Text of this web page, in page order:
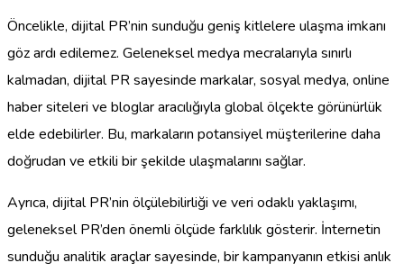
Öncelikle, dijital PR’nin sunduğu geniş kitlelere ulaşma imkanı
göz ardı edilemez. Geleneksel medya mecralarıyla sınırlı
kalmadan, dijital PR sayesinde markalar, sosyal medya, online
haber siteleri ve bloglar aracılığıyla global ölçekte görünürlük
elde edebilirler. Bu, markaların potansiyel müşterilerine daha
doğrudan ve etkili bir şekilde ulaşmalarını sağlar.
Ayrıca, dijital PR’nin ölçülebilirliği ve veri odaklı yaklaşımı,
geleneksel PR’den önemli ölçüde farklılık gösterir. İnternetin
sunduğu analitik araçlar sayesinde, bir kampanyanın etkisi anlık